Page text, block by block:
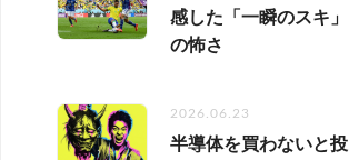
感した「一瞬のスキ」
の怖さ
2026.06.23
半導体を買わないと投